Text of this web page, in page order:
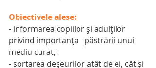
Obiectivele alese:
- informarea copiilor și adulților
privind importanța   păstrării unui
mediu curat;
- sortarea deșeurilor atât de ei, cât și